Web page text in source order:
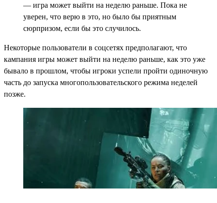
— игра может выйти на неделю раньше. Пока не
уверен, что верю в это, но было бы приятным
сюрпризом, если бы это случилось.
Некоторые пользователи в соцсетях предполагают, что
кампания игры может выйти на неделю раньше, как это уже
бывало в прошлом, чтобы игроки успели пройти одиночную
часть до запуска многопользовательского режима неделей
позже.